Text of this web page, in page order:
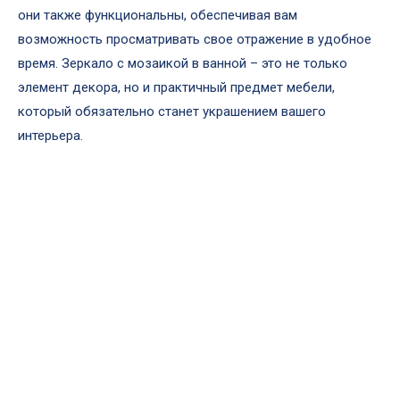
они также функциональны, обеспечивая вам
возможность просматривать свое отражение в удобное
время. Зеркало с мозаикой в ванной – это не только
элемент декора, но и практичный предмет мебели,
который обязательно станет украшением вашего
интерьера.